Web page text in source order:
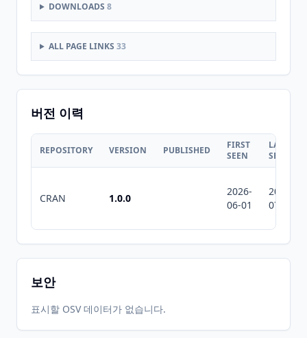
DOWNLOADS 8
ALL PAGE LINKS 33
버전 이력
REPOSITORY VERSION PUBLISHED
FIRST
SEEN
LAST
SEEN
CRAN 1.0.0
2026-
06-01
2026-
07-10
보안
표시할 OSV 데이터가 없습니다.